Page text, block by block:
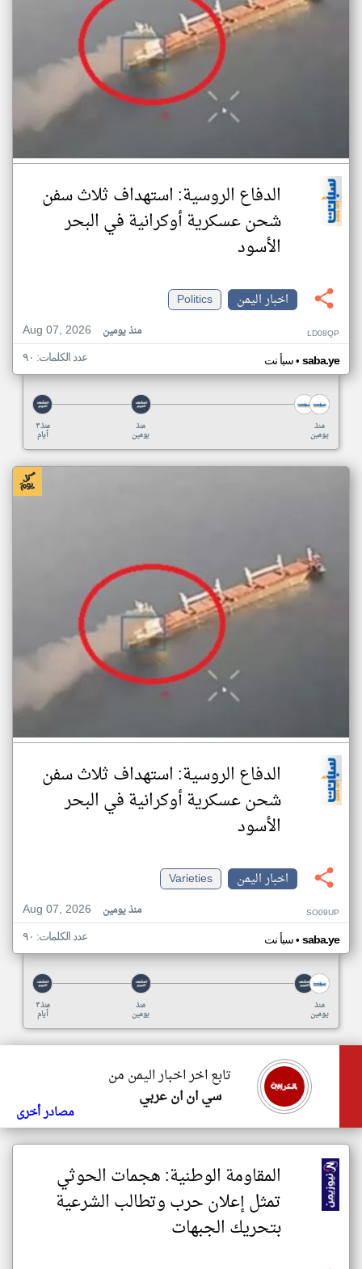
الدفاع الروسية: استهداف ثلاث سفن
شحن عسكرية أوكرانية في البحر
الأسود
اخبار اليمن
Politics
Aug 07, 2026
منذ يومين LD08QP
سبأ نت• saba.ye عدد الكلمات: ٩٠
منذ ٣
أيام
منذ
يومين
منذ
يومين
الدفاع الروسية: استهداف ثلاث سفن
شحن عسكرية أوكرانية في البحر
الأسود
اخبار اليمن
Varieties
Aug 07, 2026
منذ يومين SO09UP
سبأ نت• saba.ye عدد الكلمات: ٩٠
منذ ٣
أيام
منذ
يومين
منذ
يومين
تابع اخر اخبار اليمن من
سي ان ان عربي
مصادر أخرى
المقاومة الوطنية: هجمات الحوثي
تمثل إعلان حرب وتطالب الشرعية
بتحريك الجبهات